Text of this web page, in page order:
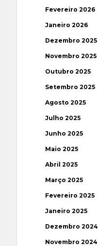
Fevereiro 2026
Janeiro 2026
Dezembro 2025
Novembro 2025
Outubro 2025
Setembro 2025
Agosto 2025
Julho 2025
Junho 2025
Maio 2025
Abril 2025
Março 2025
Fevereiro 2025
Janeiro 2025
Dezembro 2024
Novembro 2024